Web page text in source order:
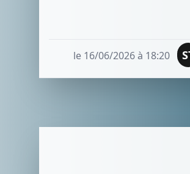
le 16/06/2026 à 18:20